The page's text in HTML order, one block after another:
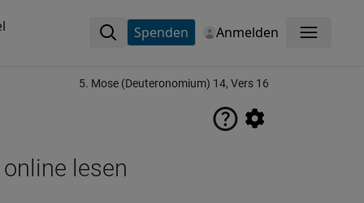
Spenden Anmelden Menü
5. Mose (Deuteronomium) 14, Vers 16
lesen